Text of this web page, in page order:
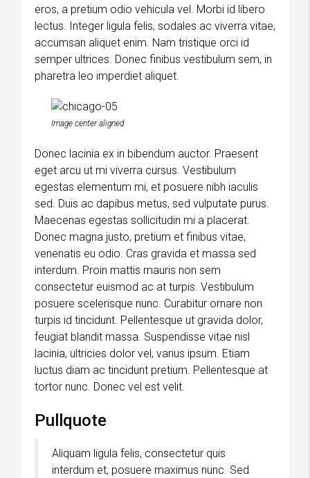
eros, a pretium odio vehicula vel. Morbi id libero
lectus. Integer ligula felis, sodales ac viverra vitae,
accumsan aliquet enim. Nam tristique orci id
semper ultrices. Donec finibus vestibulum sem, in
pharetra leo imperdiet aliquet.
Image center aligned
Donec lacinia ex in bibendum auctor. Praesent
eget arcu ut mi viverra cursus. Vestibulum
egestas elementum mi, et posuere nibh iaculis
sed. Duis ac dapibus metus, sed vulputate purus.
Maecenas egestas sollicitudin mi a placerat.
Donec magna justo, pretium et finibus vitae,
venenatis eu odio. Cras gravida et massa sed
interdum. Proin mattis mauris non sem
consectetur euismod ac at turpis. Vestibulum
posuere scelerisque nunc. Curabitur ornare non
turpis id tincidunt. Pellentesque ut gravida dolor,
feugiat blandit massa. Suspendisse vitae nisl
lacinia, ultricies dolor vel, varius ipsum. Etiam
luctus diam ac tincidunt pretium. Pellentesque at
tortor nunc. Donec vel est velit.
Pullquote
Aliquam ligula felis, consectetur quis
interdum et, posuere maximus nunc. Sed